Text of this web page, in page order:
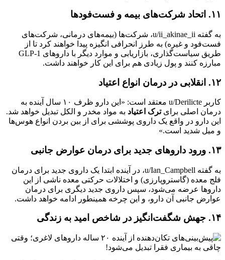
۱۱. اتحاد شرکت‌های بیمه و فست‌فودها
به گفته u/ii_akinae_ii، شرکت‌ها (بیمه‌های درمانی، شرکت‌های
فست‌فود و غیره) به طرز انحرافی انگیزه پیدا خواهند کرد تا از
طریق سیاست‌گذاری، بازاریابی و موارد دیگر با داروهای GLP-1
مبارزه کنند و پول زیادی هم برای این کار خواهند داشت.
۱۲. انقلابی در درمان انواع اعتیاد
کاربر u/Derilicte معتقد است: «این دارو ظرف ۱۰ سال آینده به
درمان اصلی برایترک اعتیاد به مواد مخدر و الکل تبدیل خواهد شد.
این دارو در واقع یک داروی پوششی برای از بین بردن انواع هوس‌ها
و میل شدید است.»
۱۳. ورود داروهای جدید برای درمان عوارض جانبی
به گفته u/Ian_Campbell، در آینده ابتدا یک داروی جدید برای درمان
فلج معده (گاستروپارزی) و اختلالات حرکتی معده ناشی از این
داروها عرضه می‌شود، سپس داروی جدید دیگری برای درمان
عوارض جانبی آن دارو، و این چرخه همینطور ادامه خواهد داشت.
۱۴. جهش شگفت‌انگیز در شاخص امید به زندگی